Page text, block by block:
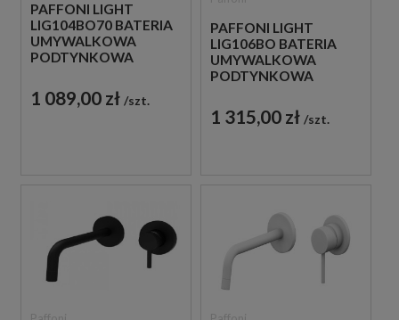
PAFFONI LIGHT
LIG104BO70 BATERIA
UMYWALKOWA
PODTYNKOWA
BIAŁA
1 089,00 zł szt.
PAFFONI LIGHT
LIG106BO BATERIA
UMYWALKOWA
PODTYNKOWA
BIAŁA
1 315,00 zł szt.